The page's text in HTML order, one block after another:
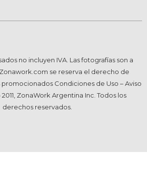
no incluyen IVA. Las fotografías son a
se reserva el derecho de
Condiciones de Uso – Aviso
ZonaWork Argentina Inc. Todos los
derechos reservados.